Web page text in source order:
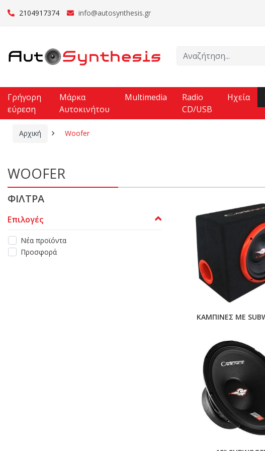
2104917374 info@autosynthesis.gr
Γρήγορη
εύρεση
Μάρκα
Αυτοκινήτου
Multimedia
Radio
CD/USB
Ηχεία
Αρχική Woofer
WOOFER
ΦΙΛΤΡΑ
Επιλογές
Νέα προϊόντα
Προσφορά
ΚΑΜΠΙΝΕΣ ΜΕ